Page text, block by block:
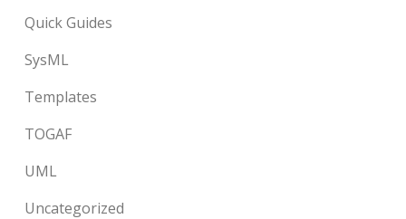
Quick Guides
SysML
Templates
TOGAF
UML
Uncategorized